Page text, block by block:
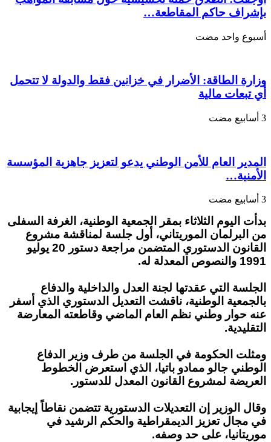
بإشراف حاكم المقاطعة…
‏أسبوع واحد مضت
وزارة الطاقة: الأضرار في خزانين فقط والدولة لا تتحمل
أي تبعات مالية
المدير العام للأمن الوطني يدعو لتعزيز جاهزية المؤسسة
الأمنية…
بدأت اليوم الثلاثاء بمقر الجمعية الوطنية، الغرفة السفلى
من البرلمان الموريتاني، أول جلسة لمناقشة مشروع
القانون الدستوري المتضمن مراجعة دستور
20 يوليو
1991 والنصوص المعدلة له.
الجلسة التي عقدتها لجنة العدل والداخلية والدفاع
بالجمعية الوطنية، ناقشت التعديل الدستوري الذي أسفر
عنه حوار وطني نظم العام الماضي وقاطعته المعارضة
التقليدية.
ومثلت الحكومة في الجلسة من طرف وزير الدفاع
الوطني جالو ممادو باتيا، الذي استعرض الخطوط
العريضة لمشروع القانون المعدل للدستور.
وقال الوزير إن التعديلات الدستورية تتضمن نقاطاً إيجابية
في مجال تعزيز الديمقراطية والحكم الرشيد في
موريتانيا، على حد وصفه.